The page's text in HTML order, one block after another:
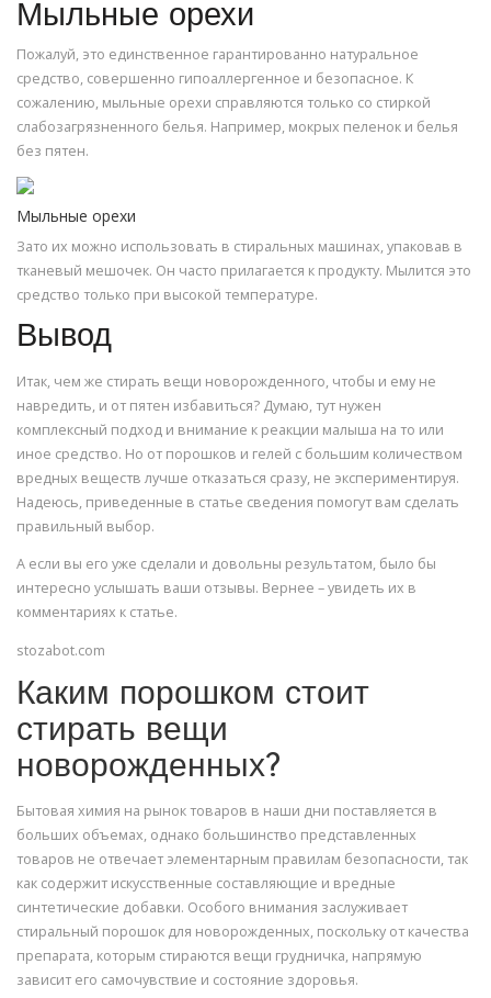
Мыльные орехи
Пожалуй, это единственное гарантированно натуральное
средство, совершенно гипоаллергенное и безопасное. К
сожалению, мыльные орехи справляются только со стиркой
слабозагрязненного белья. Например, мокрых пеленок и белья
без пятен.
Мыльные орехи
Зато их можно использовать в стиральных машинах, упаковав в
тканевый мешочек. Он часто прилагается к продукту. Мылится это
средство только при высокой температуре.
Вывод
Итак, чем же стирать вещи новорожденного, чтобы и ему не
навредить, и от пятен избавиться? Думаю, тут нужен
комплексный подход и внимание к реакции малыша на то или
иное средство. Но от порошков и гелей с большим количеством
вредных веществ лучше отказаться сразу, не экспериментируя.
Надеюсь, приведенные в статье сведения помогут вам сделать
правильный выбор.
А если вы его уже сделали и довольны результатом, было бы
интересно услышать ваши отзывы. Вернее – увидеть их в
комментариях к статье.
stozabot.com
Каким порошком стоит
стирать вещи
новорожденных?
Бытовая химия на рынок товаров в наши дни поставляется в
больших объемах, однако большинство представленных
товаров не отвечает элементарным правилам безопасности, так
как содержит искусственные составляющие и вредные
синтетические добавки. Особого внимания заслуживает
стиральный порошок для новорожденных, поскольку от качества
препарата, которым стираются вещи грудничка, напрямую
зависит его самочувствие и состояние здоровья.